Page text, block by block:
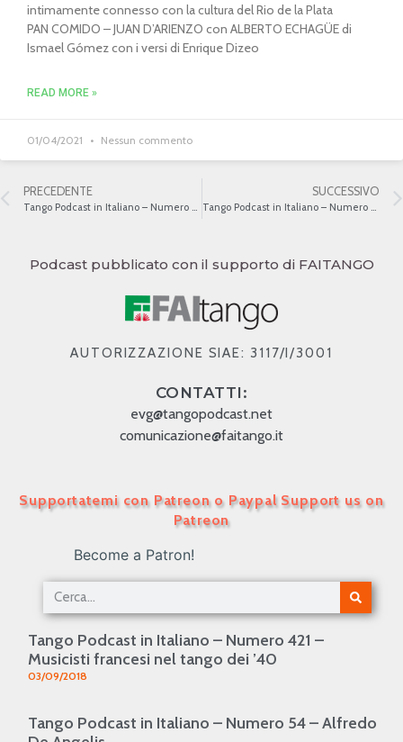
intimamente connesso con la cultura del Rio de la Plata
PAN COMIDO – JUAN D’ARIENZO con ALBERTO ECHAGÜE di
Ismael Gómez con i versi di Enrique Dizeo
READ MORE »
01/04/2021 Nessun commento
PRECEDENTE SUCCESSIVO
Podcast pubblicato con il supporto di FAITANGO
AUTORIZZAZIONE SIAE: 3117/I/3001
CONTATTI:
evg@tangopodcast.net
comunicazione@faitango.it
Supportatemi con Patreon o Paypal Support us on
Patreon
Become a Patron!
Tango Podcast in Italiano – Numero 421 –
Musicisti francesi nel tango dei ’40
03/09/2018
Tango Podcast in Italiano – Numero 54 – Alfredo